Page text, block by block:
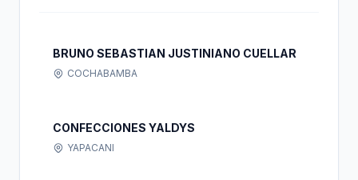
BRUNO SEBASTIAN JUSTINIANO CUELLAR
COCHABAMBA
CONFECCIONES YALDYS
YAPACANI